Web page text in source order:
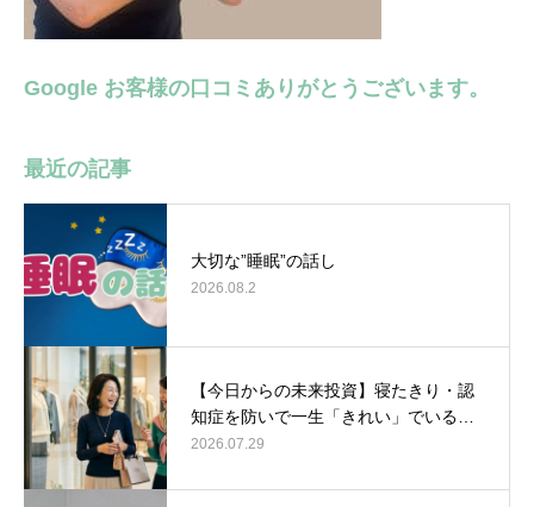
Google お客様の口コミありがとうございます。
最近の記事
大切な”睡眠”の話し
2026.08.2
【今日からの未来投資】寝たきり・認
知症を防いで一生「きれい」でいる…
2026.07.29